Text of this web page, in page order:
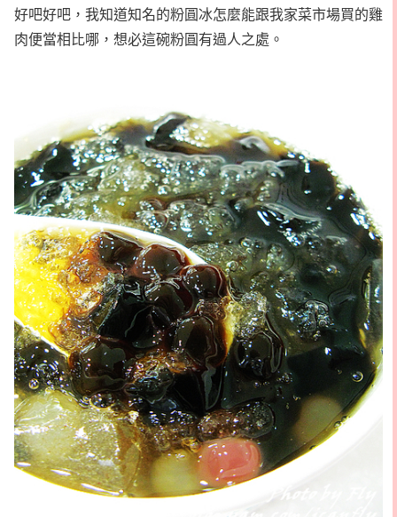
好吧好吧，我知道知名的粉圓冰怎麼能跟我家菜市場買的雞
肉便當相比哪，想必這碗粉圓有過人之處。